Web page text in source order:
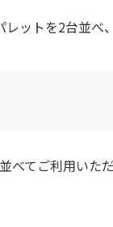
ットを2台並べ
べてご利用い